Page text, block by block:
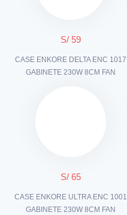
S/ 59
CASE ENKORE DELTA ENC 1017
GABINETE 230W 8CM FAN
S/ 65
CASE ENKORE ULTRA ENC 1001
GABINETE 230W 8CM FAN